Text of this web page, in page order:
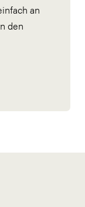
an
den